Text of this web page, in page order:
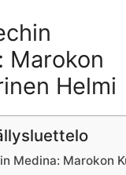
Marokon
Helmi
Medina: Marokon